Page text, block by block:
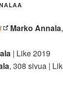
Marko Annala
| Like 2019
, 308 sivua |